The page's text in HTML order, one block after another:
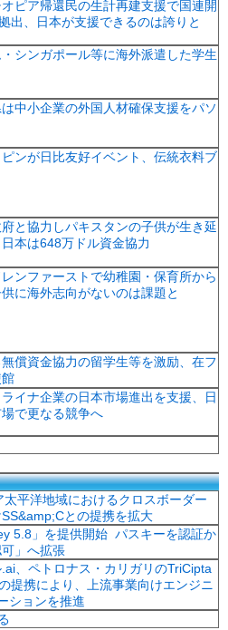
ピア帰還民の生計再建支援で国連開
出、日本が支援できるのは誇りと
シンガポール等に海外派遣した学生
中小企業の外国人材確保支援をパソ
ンが日比友好イベント、伝統衣料ブ
と協力しパキスタンの子供が生き延
本は648万ドル資金協力
ンファーストで幼稚園・保育所から
に海外志向がないのは課題と
償資金協力の留学生等を激励、在フ
イナ企業の日本市場進出を支援、日
で更なる競争へ
平洋地域におけるクロスボーダー
との提携を拡大
5.8」を提供開始 パスキーを認証か
」へ拡張
.ai、ペトロナス・カリガリのTriCipta
提携により、上流事業向けエンジニ
ションを推進